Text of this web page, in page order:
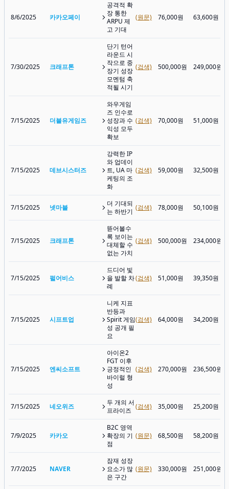
8/6/2025 카카오페이
공격적 확
장 통한
ARPU 제
고 기대
(원문) 76,000원 63,600원
7/30/2025 크래프톤
단기 턴어
라운드 시
작으로 중
장기 성장
모멘텀 축
적될 시기
(검색) 500,000원 249,000원
7/15/2025 더블유게임즈
와우게임
즈 인수로
성장과 수
익성 모두
확보
(검색) 70,000원 51,000원
7/15/2025 데브시스터즈
강력한 IP
와 업데이
트, UA 마
케팅의 조
화
(검색) 59,000원 32,500원
7/15/2025 넷마블
더 기대되
는 하반기 (검색) 78,000원 50,100원
7/15/2025 크래프톤
뜯어볼수
록 보이는
대체할 수
없는 가치
(검색) 500,000원 234,000원
7/15/2025 펄어비스
드디어 빛
을 발할 차
례
(검색) 51,000원 39,350원
7/15/2025 시프트업
니케 지표
반등과
Spirit 게임
성 공개 필
요
(검색) 64,000원 34,200원
7/15/2025 엔씨소프트
아이온2
FGT 이후
긍정적인
바이럴 형
성
(검색) 270,000원 236,500원
7/15/2025 네오위즈
두 개의 서
프라이즈 (검색) 35,000원 25,200원
7/9/2025 카카오
B2C 영역
확장의 기
점
(원문) 68,500원 58,200원
7/7/2025 NAVER
잠재 성장
요소가 많
은 구간
(원문) 330,000원 251,000원